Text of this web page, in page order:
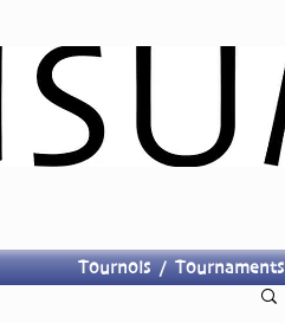
Tournois / Tournaments